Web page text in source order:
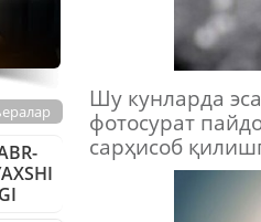
Шу кунларда
фотосурат
сарҳисоб